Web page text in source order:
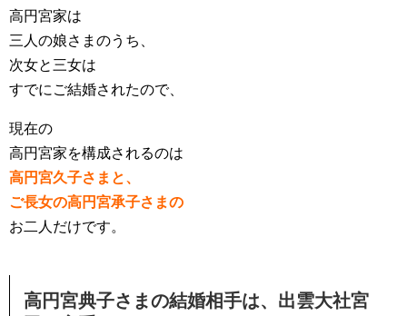
高円宮家は
三人の娘さまのうち、
次女と三女は
すでにご結婚されたので、
現在の
高円宮家を構成されるのは
高円宮久子さまと、
ご長女の高円宮承子さまの
お二人だけです。
高円宮典子さまの結婚相手は、出雲大社宮